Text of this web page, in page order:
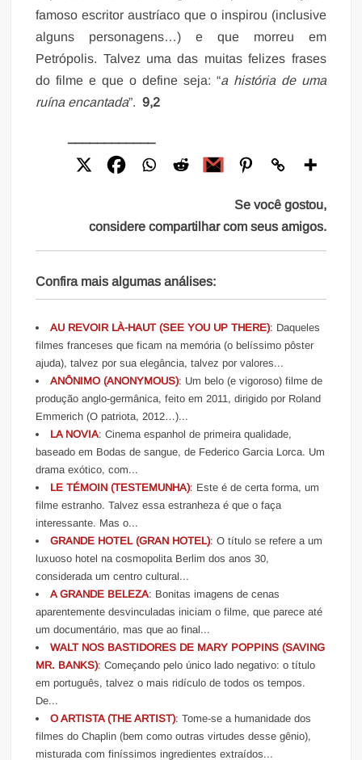
famoso escritor austríaco que o inspirou (inclusive
alguns personagens…) e que morreu em
Petrópolis. Talvez uma das muitas felizes frases
do filme e que o define seja: “a história de uma
ruína encantada”.9,2
Se você gostou,
considere compartilhar com seus amigos.
Confira mais algumas análises:
AU REVOIR LÀ-HAUT (SEE YOU UP THERE): Daqueles
filmes franceses que ficam na memória (o belíssimo pôster
ajuda), talvez por sua elegância, talvez por valores...
ANÔNIMO (ANONYMOUS): Um belo (e vigoroso) filme de
produção anglo-germânica, feito em 2011, dirigido por Roland
Emmerich (O patriota, 2012…)...
LA NOVIA: Cinema espanhol de primeira qualidade,
baseado em Bodas de sangue, de Federico Garcia Lorca. Um
drama exótico, com...
LE TÉMOIN (TESTEMUNHA): Este é de certa forma, um
filme estranho. Talvez essa estranheza é que o faça
interessante. Mas o...
GRANDE HOTEL (GRAN HOTEL): O título se refere a um
luxuoso hotel na cosmopolita Berlim dos anos 30,
considerada um centro cultural...
A GRANDE BELEZA: Bonitas imagens de cenas
aparentemente desvinculadas iniciam o filme, que parece até
um documentário, mas que ao final...
WALT NOS BASTIDORES DE MARY POPPINS (SAVING
MR. BANKS): Começando pelo único lado negativo: o título
em português, talvez o mais ridículo de todos os tempos.
De...
O ARTISTA (THE ARTIST): Tome-se a humanidade dos
filmes do Chaplin (bem como outras virtudes desse gênio),
misturada com finíssimos ingredientes extraídos...